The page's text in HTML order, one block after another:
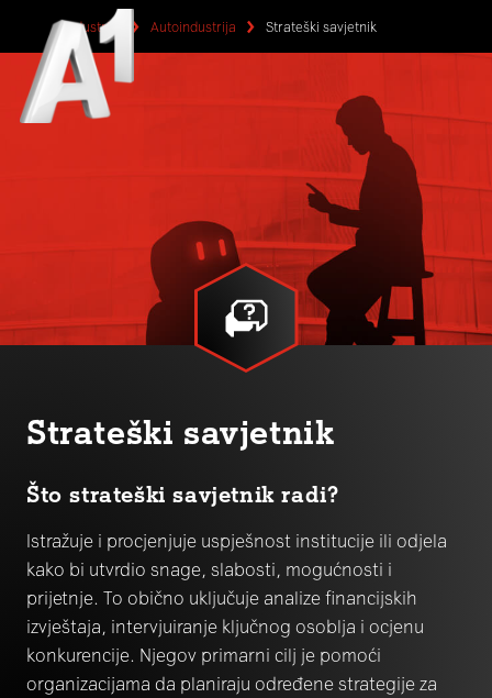
Industrije Autoindustrija Strateški savjetnik
Strateški savjetnik
Što strateški savjetnik radi?
Istražuje i procjenjuje uspješnost institucije ili odjela
kako bi utvrdio snage, slabosti, mogućnosti i
prijetnje. To obično uključuje analize financijskih
izvještaja, intervjuiranje ključnog osoblja i ocjenu
konkurencije. Njegov primarni cilj je pomoći
organizacijama da planiraju određene strategije za